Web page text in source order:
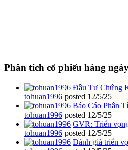
Phân tích cổ phiếu hàng
Đầu Tư Chứng
tohuan1996 posted 12/5/25
Báo Cáo Phân
tohuan1996 posted 12/5/25
GVR: Triển
tohuan1996 posted 12/5/25
Đánh giá triển